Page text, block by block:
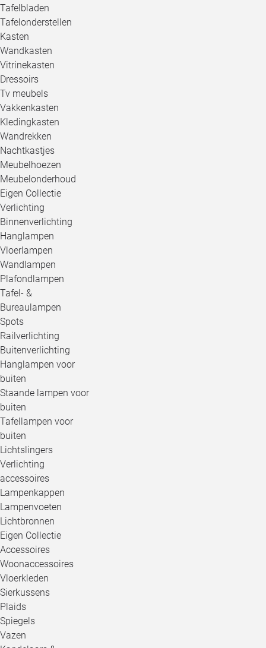
Tafelbladen
Tafelonderstellen
Kasten
Wandkasten
Vitrinekasten
Dressoirs
Tv meubels
Vakkenkasten
Kledingkasten
Wandrekken
Nachtkastjes
Meubelhoezen
Meubelonderhoud
Eigen Collectie
Verlichting
Binnenverlichting
Hanglampen
Vloerlampen
Wandlampen
Plafondlampen
Tafel- &
Bureaulampen
Spots
Railverlichting
Buitenverlichting
Hanglampen voor
buiten
Staande lampen voor
buiten
Tafellampen voor
buiten
Lichtslingers
Verlichting
accessoires
Lampenkappen
Lampenvoeten
Lichtbronnen
Eigen Collectie
Accessoires
Woonaccessoires
Vloerkleden
Sierkussens
Plaids
Spiegels
Vazen